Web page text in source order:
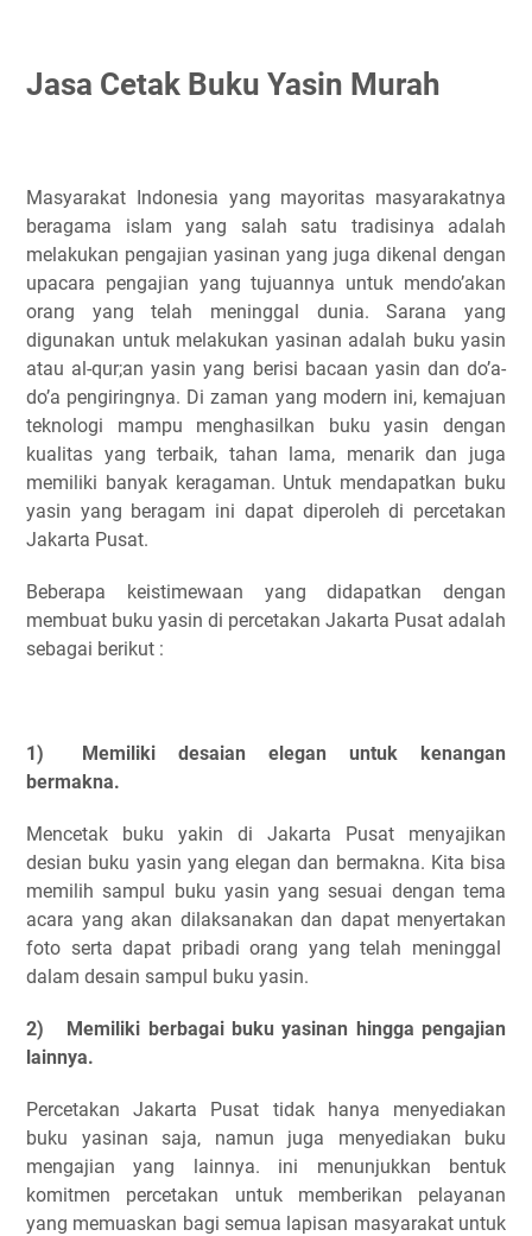
Jasa Cetak Buku Yasin Murah
Masyarakat Indonesia yang mayoritas masyarakatnya
beragama islam yang salah satu tradisinya adalah
melakukan pengajian yasinan yang juga dikenal dengan
upacara pengajian yang tujuannya untuk mendo’akan
orang yang telah meninggal dunia. Sarana yang
digunakan untuk melakukan yasinan adalah buku yasin
atau al-qur;an yasin yang berisi bacaan yasin dan do’a-
do’a pengiringnya. Di zaman yang modern ini, kemajuan
teknologi mampu menghasilkan buku yasin dengan
kualitas yang terbaik, tahan lama, menarik dan juga
memiliki banyak keragaman. Untuk mendapatkan buku
yasin yang beragam ini dapat diperoleh di percetakan
Jakarta Pusat.
Beberapa keistimewaan yang didapatkan dengan
membuat buku yasin di percetakan Jakarta Pusat adalah
sebagai berikut :
1)
Memiliki desaian elegan untuk kenangan
bermakna.
Mencetak buku yakin di Jakarta Pusat menyajikan
desian buku yasin yang elegan dan bermakna. Kita bisa
memilih sampul buku yasin yang sesuai dengan tema
acara yang akan dilaksanakan dan dapat menyertakan
foto serta dapat pribadi orang yang telah meninggal
dalam desain sampul buku yasin.
2)
Memiliki berbagai buku yasinan hingga pengajian
lainnya.
Percetakan Jakarta Pusat tidak hanya menyediakan
buku yasinan saja, namun juga menyediakan buku
mengajian yang lainnya. ini menunjukkan bentuk
komitmen percetakan untuk memberikan pelayanan
yang memuaskan bagi semua lapisan masyarakat untuk